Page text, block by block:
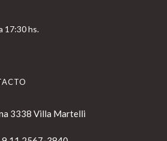
17:30 hs.
3338 Villa Martelli